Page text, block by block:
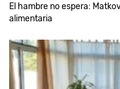
El hambre no espera:
alimentaria